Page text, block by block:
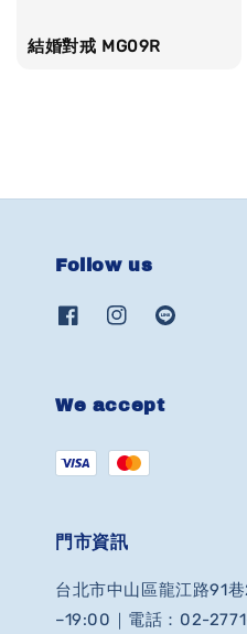
結婚對戒 MG09R
Follow us
We accept
門市資訊
台北市中山區龍江路91
–19:00｜電話：02-